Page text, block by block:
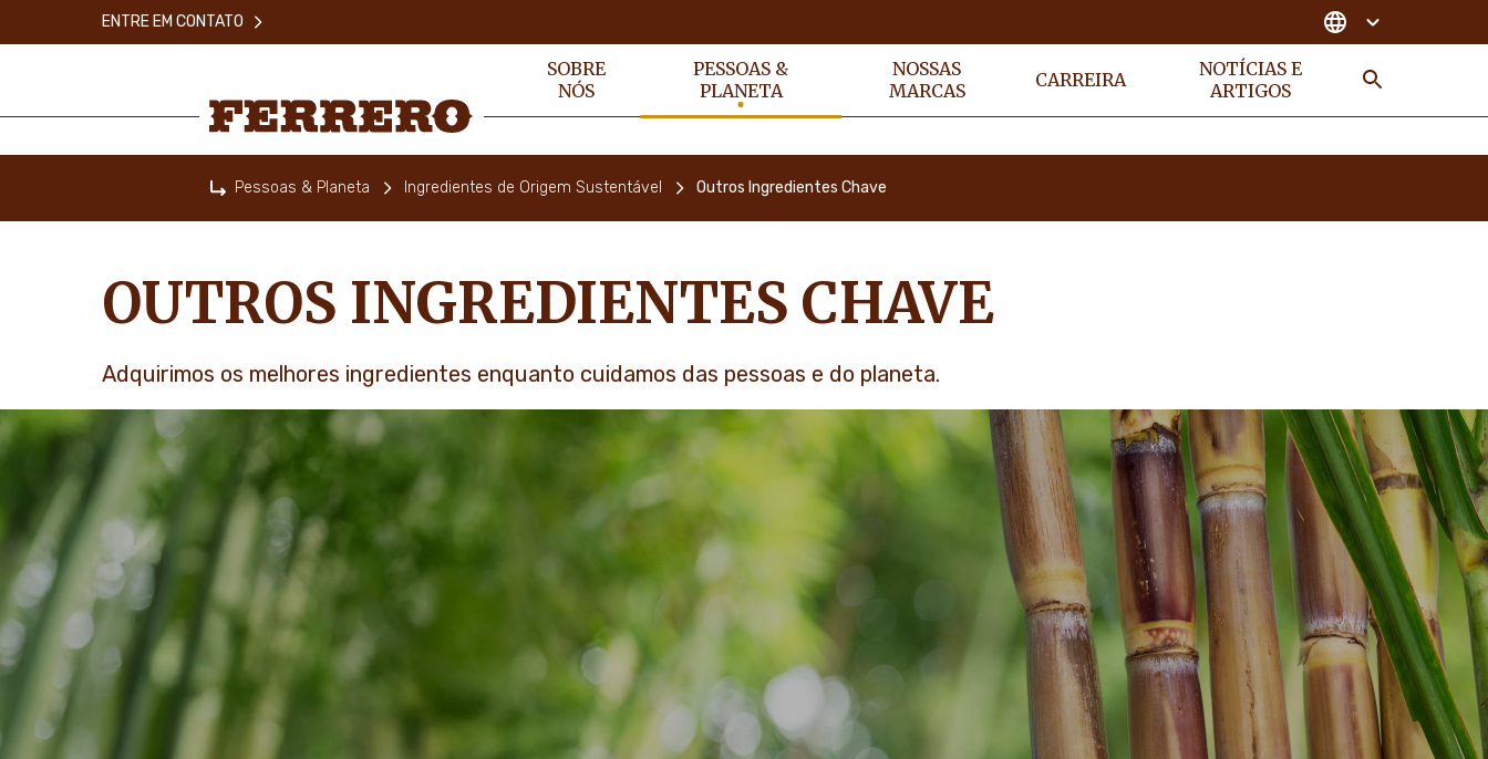
SOBRE
NÓS
PESSOAS &
PLANETA
NOSSAS
MARCAS
CARREIRA
NOTÍCIAS E
ARTIGOS
ENTRE EM CONTATO
Pessoas & Planeta Ingredientes de Origem Sustentável Outros Ingredientes Chave
OUTROS INGREDIENTES CHAVE
Adquirimos os melhores ingredientes enquanto cuidamos das pessoas e do planeta.